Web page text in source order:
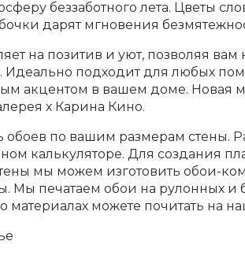
беззаботного лета. Цветы
дарят мгновения
на позитив и уют, позволяя вам
Идеально подходит для любых
акцентом в вашем доме. Новая
х Карина Кино.
по вашим размерам стены.
калькуляторе. Для создания
мы можем изготовить обои-
Мы печатаем обои на рулонных и
материалах можете почитать на